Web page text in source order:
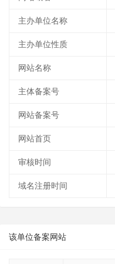
主办单位名称
主办单位性质
网站名称
主体备案号
网站备案号
网站首页
审核时间
域名注册时间
该单位备案网站